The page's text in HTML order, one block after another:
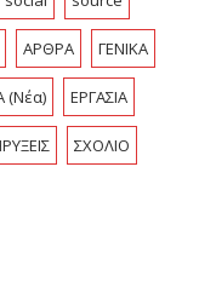
ΑΡΘΡΑ ΓΕΝΙΚΑ
(Νέα) ΕΡΓΑΣΙΑ
ΣΧΟΛΙΟ